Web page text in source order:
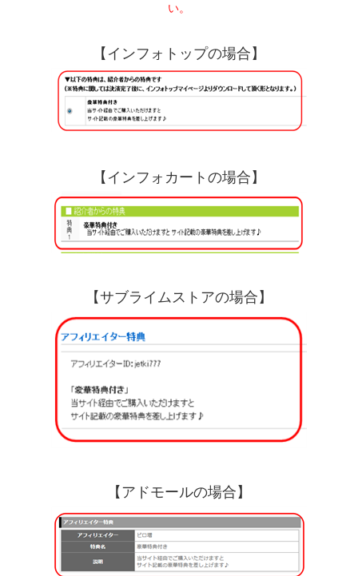
い。
【インフォトップの場合】
【インフォカートの場合】
【サブライムストアの場合】
【アドモールの場合】